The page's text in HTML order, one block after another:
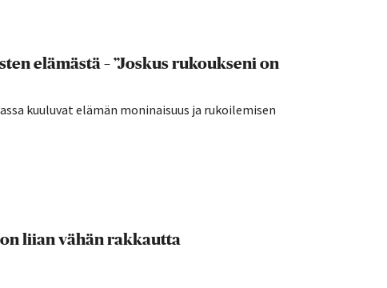
elämästä – ”Joskus rukoukseni on
kuuluvat elämän moninaisuus ja rukoilemisen
liian vähän rakkautta